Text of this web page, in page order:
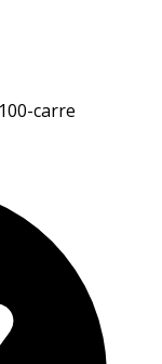
carre